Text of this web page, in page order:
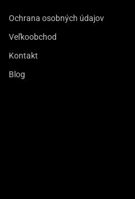
Ochrana osobných údajov
Veľkoobchod
Kontakt
Blog